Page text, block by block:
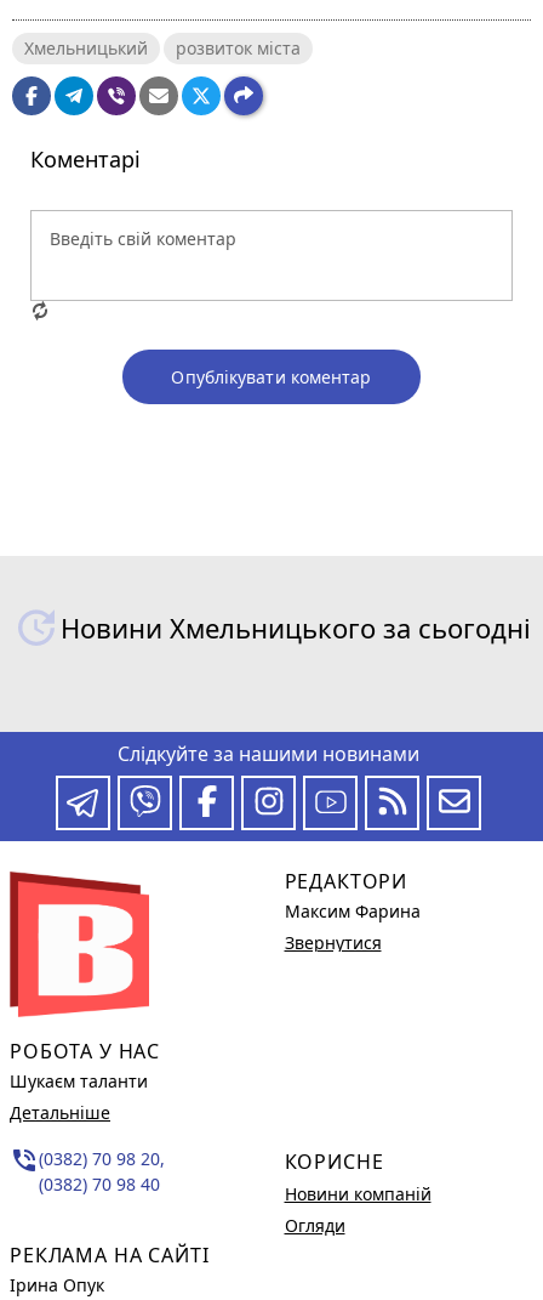
Хмельницький розвиток міста
Коментарі
Опублікувати коментар
Новини Хмельницького за сьогодні
Слідкуйте за нашими новинами
РОБОТА У НАС
Шукаєм таланти
Детальніше
phone_in_talk(0382) 70 98 20,
(0382) 70 98 40
РЕКЛАМА НА САЙТІ
Ірина Опук
РЕДАКТОРИ
Максим Фарина
Звернутися
КОРИСНЕ
Новини компаній
Огляди